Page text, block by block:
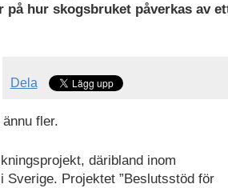
hur skogsbruket påverkas av
Dela
fler.
däribland inom
Projektet ”Beslutsstöd för